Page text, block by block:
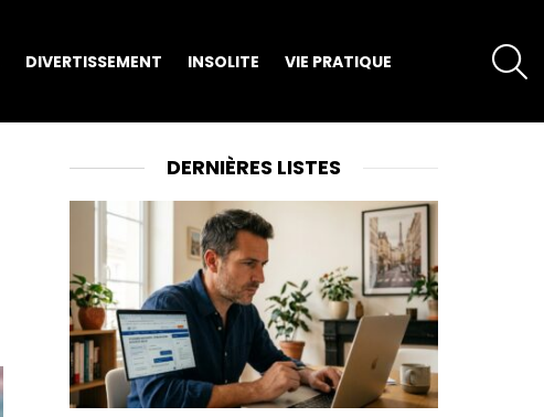
DIVERTISSEMENT INSOLITE VIE PRATIQUE
DERNIÈRES LISTES